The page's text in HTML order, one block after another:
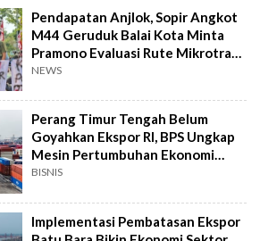
Pendapatan Anjlok, Sopir Angkot
M44 Geruduk Balai Kota Minta
Pramono Evaluasi Rute Mikrotrans
48A
NEWS
Perang Timur Tengah Belum
Goyahkan Ekspor RI, BPS Ungkap
Mesin Pertumbuhan Ekonomi
Masih Ngebut
BISNIS
Implementasi Pembatasan Ekspor